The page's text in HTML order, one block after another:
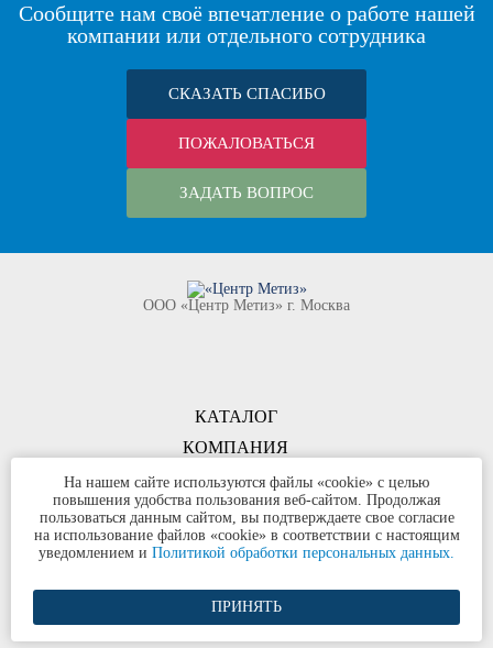
Сообщите нам своё впечатление о работе нашей
компании или отдельного сотрудника
СКАЗАТЬ СПАСИБО
ПОЖАЛОВАТЬСЯ
ЗАДАТЬ ВОПРОС
КОМПАНИЯ
ООО «Центр Метиз» г. Москва
КАТАЛОГ
КОНТАКТЫ
©ООО «Центр Метиз» 2000-2026
Все права защищены
Политика конфиденциальности
Разработка сайта и продвижение
На нашем сайте используются файлы «cookie» с целью
повышения удобства пользования веб-сайтом. Продолжая
пользоваться данным сайтом, вы подтверждаете свое согласие
на использование файлов «cookie» в соответствии с настоящим
уведомлением и Политикой обработки персональных данных.
ПРИНЯТЬ